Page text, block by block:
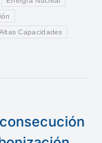
Capacidades